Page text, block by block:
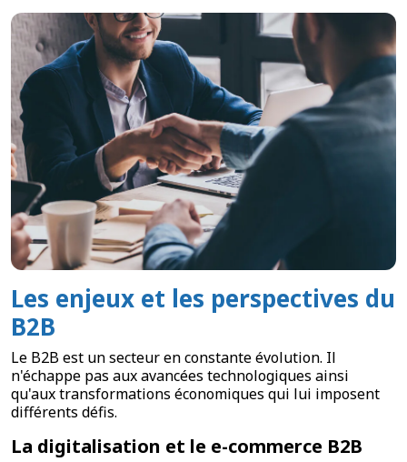
Les enjeux et les perspectives du
B2B
Le B2B est un secteur en constante évolution. Il
n'échappe pas aux avancées technologiques ainsi
qu'aux transformations économiques qui lui imposent
différents défis.
La digitalisation et le e-commerce B2B